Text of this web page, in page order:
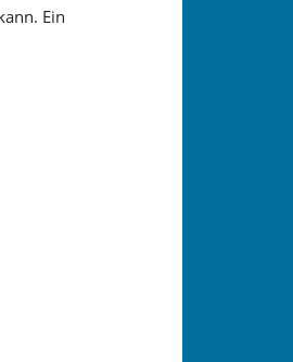
Ein